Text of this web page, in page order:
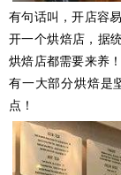
有句话叫，开店容
开一个烘焙店，据
烘焙店都需要来养
有一大部分烘焙是
点！